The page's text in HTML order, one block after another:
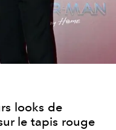
looks de
le tapis rouge